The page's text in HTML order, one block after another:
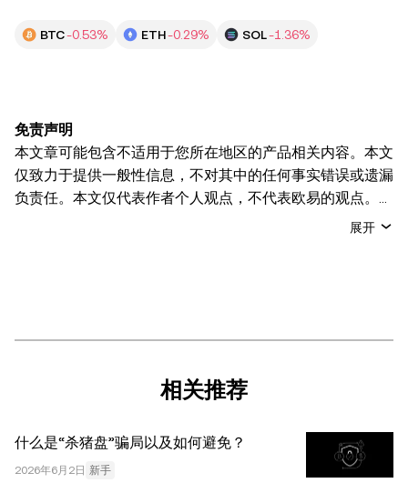
BTC-0.53% ETH-0.29% SOL-1.36%
免责声明
本文章可能包含不适用于您所在地区的产品相关内容。本文
仅致力于提供一般性信息，不对其中的任何事实错误或遗漏
负责任。本文仅代表作者个人观点，不代表欧易的观点。
本文无意提供以下任何建议，包括但不限于：(i) 投资建议
计信息，如果有) 仅供一般参考之用。尽管我们在准备这些
数据和图表时已采取了所有合理的谨慎措施，但对于此处表
OKX。本文可以全文复制或分发，也可以使用本文 100 字
或更少的摘录，前提是此类使用是非商业性的。整篇文章的
展开
相关推荐
什么是“杀猪盘”骗局以及如何避免？
2026年6月2日 新手